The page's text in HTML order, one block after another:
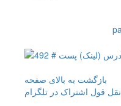
بازگشت به بالای صفحه
نقل قول اشتراک در تلگرام